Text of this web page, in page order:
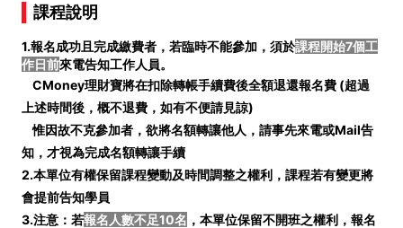
課程說明
1.報名成功且完成繳費者，若臨時不能參加，須於課程開始7個工
作日前來電告知工作人員。
CMoney理財寶將在扣除轉帳手續費後全額退還報名費 (超過
上述時間後，概不退費，如有不便請見諒)
惟因故不克參加者，欲將名額轉讓他人，請事先來電或Mail告
知，才視為完成名額轉讓手續
2.本單位有權保留課程變動及時間調整之權利，課程若有變更將
會提前告知學員
3.注意：若報名人數不足10名 ，本單位保留不開班之權利，報名